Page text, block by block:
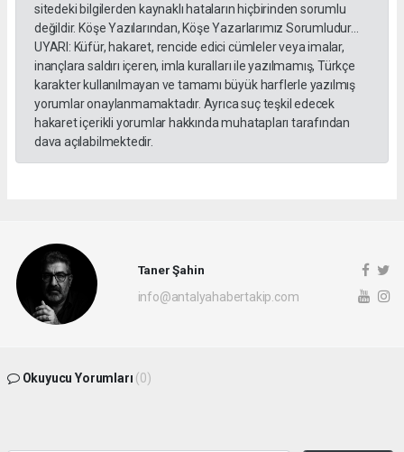
sitedeki bilgilerden kaynaklı hataların hiçbirinden sorumlu
değildir. Köşe Yazılarından, Köşe Yazarlarımız Sorumludur...
UYARI: Küfür, hakaret, rencide edici cümleler veya imalar,
inançlara saldırı içeren, imla kuralları ile yazılmamış, Türkçe
karakter kullanılmayan ve tamamı büyük harflerle yazılmış
yorumlar onaylanmamaktadır. Ayrıca suç teşkil edecek
hakaret içerikli yorumlar hakkında muhatapları tarafından
dava açılabilmektedir.
Taner Şahin
info@antalyahabertakip.com
Okuyucu Yorumları (0)